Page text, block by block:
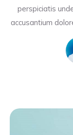
perspiciatis
accusantium